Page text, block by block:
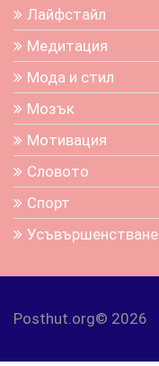
Лайфстайл
Медитация
Мода и стил
Мозък
Мотивация
Словото
Спорт
Усъвършенстване
Posthut.org© 2026